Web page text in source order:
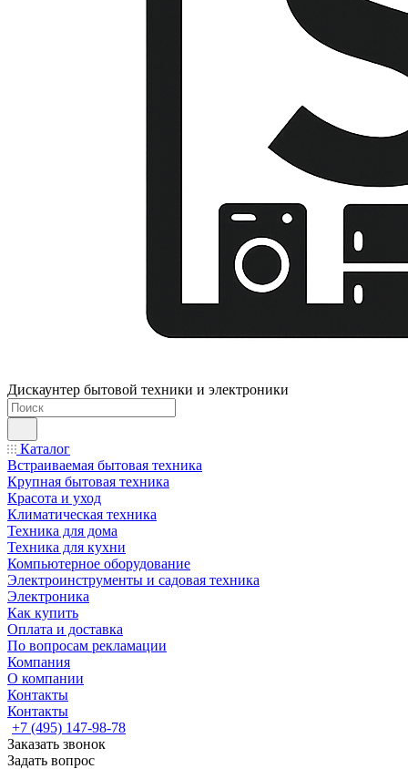
Дискаунтер бытовой техники и электроники
Каталог
Встраиваемая бытовая техника
Крупная бытовая техника
Красота и уход
Климатическая техника
Техника для дома
Техника для кухни
Компьютерное оборудование
Электроинструменты и садовая техника
Электроника
Как купить
Оплата и доставка
По вопросам рекламации
Компания
О компании
Контакты
Контакты
+7 (495) 147-98-78
Заказать звонок
Задать вопрос